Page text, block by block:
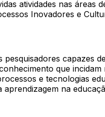
atividades nas áreas
Inovadores e
capazes
que incidam
e tecnologias
na